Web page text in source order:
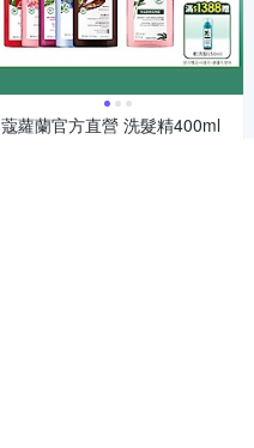
蔻蘿蘭官方直營 洗髮精400ml